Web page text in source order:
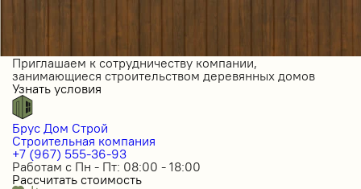
Приглашаем к сотрудничеству компании,
занимающиеся строительством деревянных домов
Узнать условия
Брус Дом Строй
Строительная компания
+7 (967) 555-36-93
Работам с Пн - Пт: 08:00 - 18:00
Рассчитать стоимость